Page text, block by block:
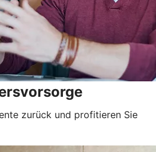
zurück und profitieren Sie